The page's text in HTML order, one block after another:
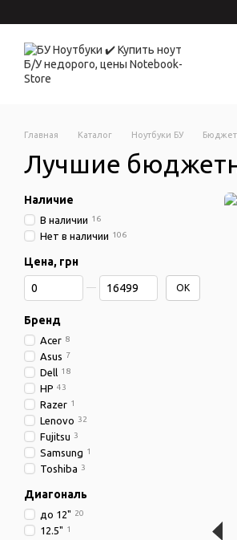
Главная Каталог Ноутбуки БУ
Лучшие
Наличие
В наличии 16
Нет в наличии 106
Цена, грн
От Цена, грн
До Цена, грн OK
Бренд
Acer 8
Asus 7
Dell 18
HP 43
Razer 1
Lenovo 32
Fujitsu 3
Samsung 1
Toshiba 3
Диагональ
до 12" 20
12.5" 1